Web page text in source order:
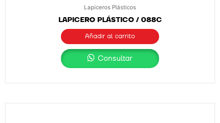
Lapiceros Plásticos
LAPICERO PLÁSTICO / 088C
Añadir al carrito
Consultar